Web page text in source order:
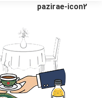
pazirae-icon2